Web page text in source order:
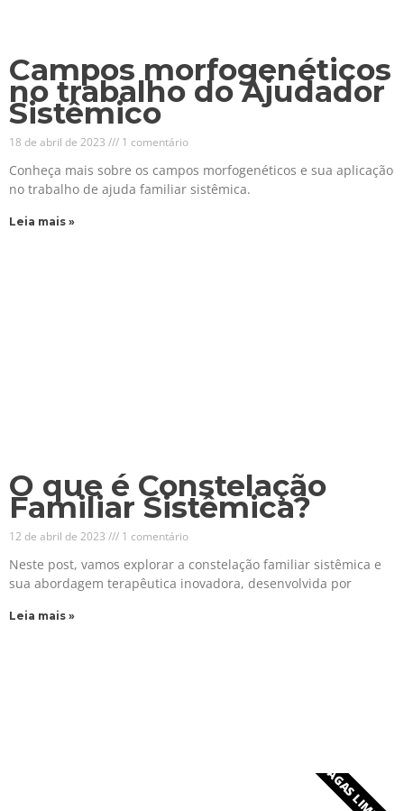
Campos morfogenéticos
no trabalho do Ajudador
Sistêmico
18 de abril de 2023 1 comentário
Conheça mais sobre os campos morfogenéticos e sua aplicação
no trabalho de ajuda familiar sistêmica.
Leia mais »
O que é Constelação
Familiar Sistêmica?
12 de abril de 2023 1 comentário
Neste post, vamos explorar a constelação familiar sistêmica e
sua abordagem terapêutica inovadora, desenvolvida por
Leia mais »